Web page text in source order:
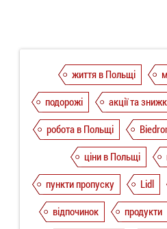
життя в Польщі
подорожі
акції та
робота в Польщі
ціни в Польщі
пункти пропуску
Lidl
відпочинок
продукти